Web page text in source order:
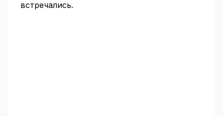
встречались.